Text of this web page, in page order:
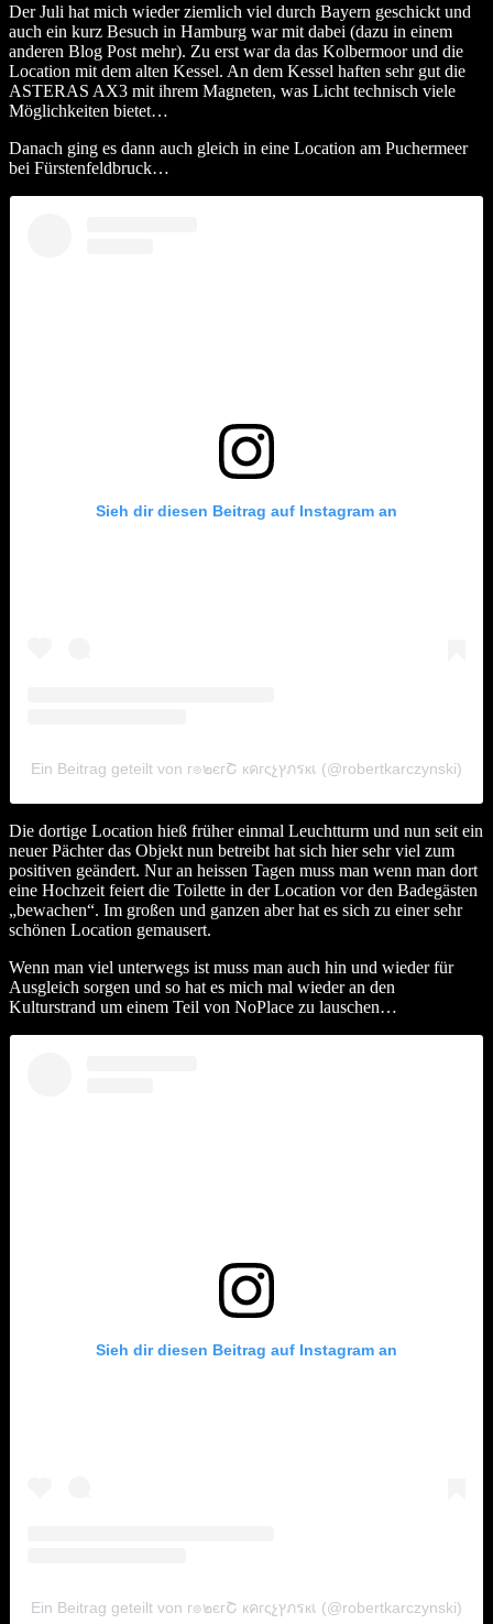
Der Juli hat mich wieder ziemlich viel durch Bayern geschickt und
auch ein kurz Besuch in Hamburg war mit dabei (dazu in einem
anderen Blog Post mehr). Zu erst war da das Kolbermoor und die
Location mit dem alten Kessel. An dem Kessel haften sehr gut die
ASTERAS AX3 mit ihrem Magneten, was Licht technisch viele
Möglichkeiten bietet…
Danach ging es dann auch gleich in eine Location am Puchermeer
bei Fürstenfeldbruck…
Sieh dir diesen Beitrag auf Instagram an
Ein Beitrag geteilt von г๏๒єгՇ кคгςչץภรкเ (@robertkarczynski)
Die dortige Location hieß früher einmal Leuchtturm und nun seit ein
neuer Pächter das Objekt nun betreibt hat sich hier sehr viel zum
positiven geändert. Nur an heissen Tagen muss man wenn man dort
eine Hochzeit feiert die Toilette in der Location vor den Badegästen
„bewachen“. Im großen und ganzen aber hat es sich zu einer sehr
schönen Location gemausert.
Wenn man viel unterwegs ist muss man auch hin und wieder für
Ausgleich sorgen und so hat es mich mal wieder an den
Kulturstrand um einem Teil von NoPlace zu lauschen…
Sieh dir diesen Beitrag auf Instagram an
Ein Beitrag geteilt von г๏๒єгՇ кคгςչץภรкเ (@robertkarczynski)